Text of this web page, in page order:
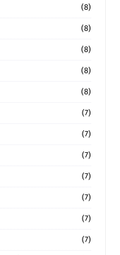
(8)
(8)
(8)
(8)
(8)
(7)
(7)
(7)
(7)
(7)
(7)
(7)